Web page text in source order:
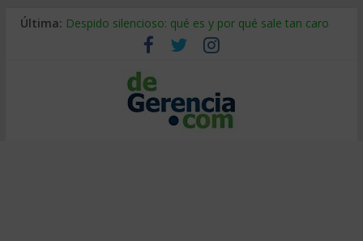
Última: Despido silencioso: qué es y por qué sale tan caro
La economía de Venezuela después del terremoto
Los 8 pasos de Kotter: liderar el cambio sin fracasar
Gestión de proyectos con IA: qué cambia en el oficio
IA y creatividad: cómo evitar que todos piensen igual